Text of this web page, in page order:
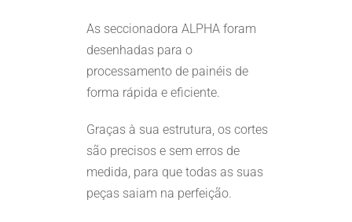
As seccionadora ALPHA foram
desenhadas para o
processamento de painéis de
forma rápida e eficiente.
Graças à sua estrutura, os cortes
são precisos e sem erros de
medida, para que todas as suas
peças saiam na perfeição.